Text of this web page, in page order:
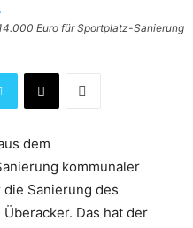
Euro für Sportplatz-Sanierung
dem
kommunaler
Sanierung des
Das hat der